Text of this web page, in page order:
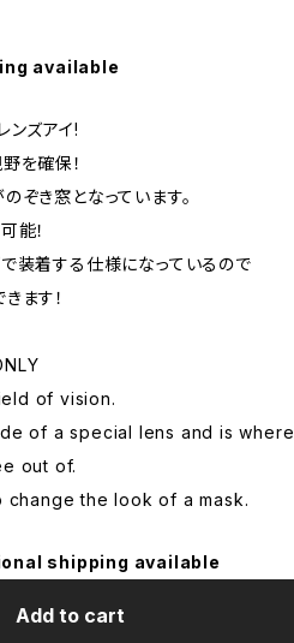
available
ンズアイ!
を確保！
ぞき窓となっています。
能！
装着する仕様になっているので
ます！
of vision.
of a special lens and is where
out of.
change the look of a mask.
shipping available
Add to cart